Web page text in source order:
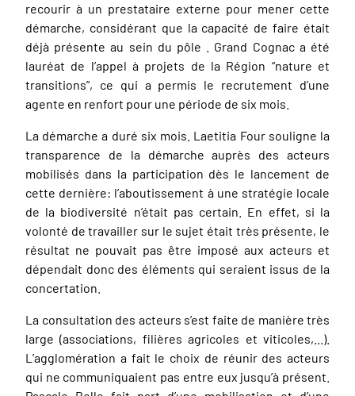
recourir à un prestataire externe pour mener cette
démarche, considérant que la capacité de faire était
déjà présente au sein du pôle . Grand Cognac a été
lauréat de l’appel à projets de la Région “nature et
transitions”, ce qui a permis le recrutement d’une
agente en renfort pour une période de six mois.
La démarche a duré six mois. Laetitia Four souligne la
transparence de la démarche auprès des acteurs
mobilisés dans la participation dès le lancement de
cette dernière: l’aboutissement à une stratégie locale
de la biodiversité n’était pas certain. En effet, si la
volonté de travailler sur le sujet était très présente, le
résultat ne pouvait pas être imposé aux acteurs et
dépendait donc des éléments qui seraient issus de la
concertation.
La consultation des acteurs s’est faite de manière très
large (associations, filières agricoles et viticoles,...).
L’agglomération a fait le choix de réunir des acteurs
qui ne communiquaient pas entre eux jusqu’à présent.